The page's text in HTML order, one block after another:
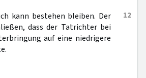
12
kann bestehen bleiben. Der
dass der Tatrichter bei
auf eine niedrigere